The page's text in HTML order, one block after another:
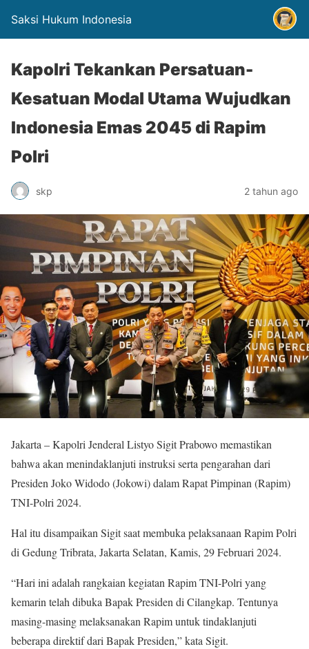
Saksi Hukum Indonesia
Kapolri Tekankan Persatuan-
Kesatuan Modal Utama Wujudkan
Indonesia Emas 2045 di Rapim
Polri
skp 2 tahun ago
Jakarta – Kapolri Jenderal Listyo Sigit Prabowo memastikan
bahwa akan menindaklanjuti instruksi serta pengarahan dari
Presiden Joko Widodo (Jokowi) dalam Rapat Pimpinan (Rapim)
TNI-Polri 2024.
Hal itu disampaikan Sigit saat membuka pelaksanaan Rapim Polri
di Gedung Tribrata, Jakarta Selatan, Kamis, 29 Februari 2024.
“Hari ini adalah rangkaian kegiatan Rapim TNI-Polri yang
kemarin telah dibuka Bapak Presiden di Cilangkap. Tentunya
masing-masing melaksanakan Rapim untuk tindaklanjuti
beberapa direktif dari Bapak Presiden,” kata Sigit.